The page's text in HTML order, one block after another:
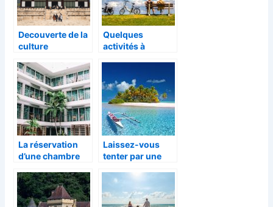
Decouverte de la
culture
Coree du Sud
Quelques
activités à
les vacances
La réservation
d’une chambre
votre voyage
Laissez-vous
tenter par une
les îles